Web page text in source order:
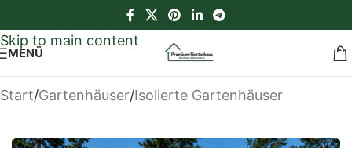
Skip to main content
MENÜ
Start/Gartenhäuser/Isolierte Gartenhäuser